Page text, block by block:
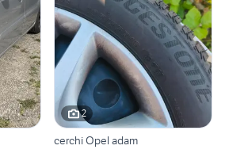
2
cerchi Opel adam